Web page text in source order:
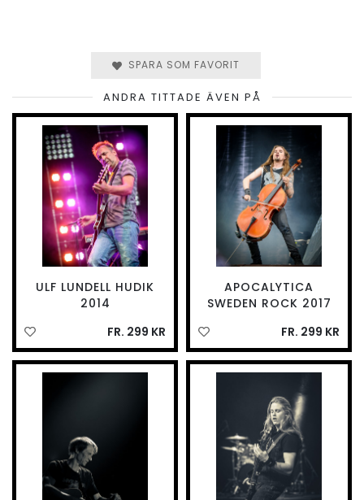
SPARA SOM FAVORIT
ANDRA TITTADE ÄVEN PÅ
ULF LUNDELL HUDIK
2014
FR. 299 KR
APOCALYTICA
SWEDEN ROCK 2017
FR. 299 KR